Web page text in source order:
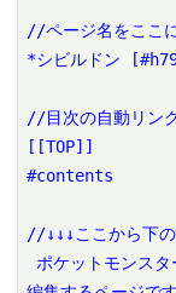
//ページ名をここ
*シビルドン
//目次の自動リン
[[TOP]]
#contents
//↓↓↓ここから下